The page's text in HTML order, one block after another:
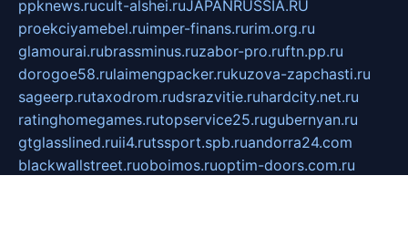
ppknews.rucult-alshei.ruJAPANRUSSIA.RU
proekciyamebel.ruimper-finans.rurim.org.ru
glamourai.rubrassminus.ruzabor-pro.ruftn.pp.ru
dorogoe58.rulaimengpacker.rukuzova-zapchasti.ru
sageerp.rutaxodrom.rudsrazvitie.ruhardcity.net.ru
ratinghomegames.rutopservice25.rugubernyan.ru
gtglasslined.ruii4.rutssport.spb.ruandorra24.com
blackwallstreet.ruoboimos.ruoptim-doors.com.ru